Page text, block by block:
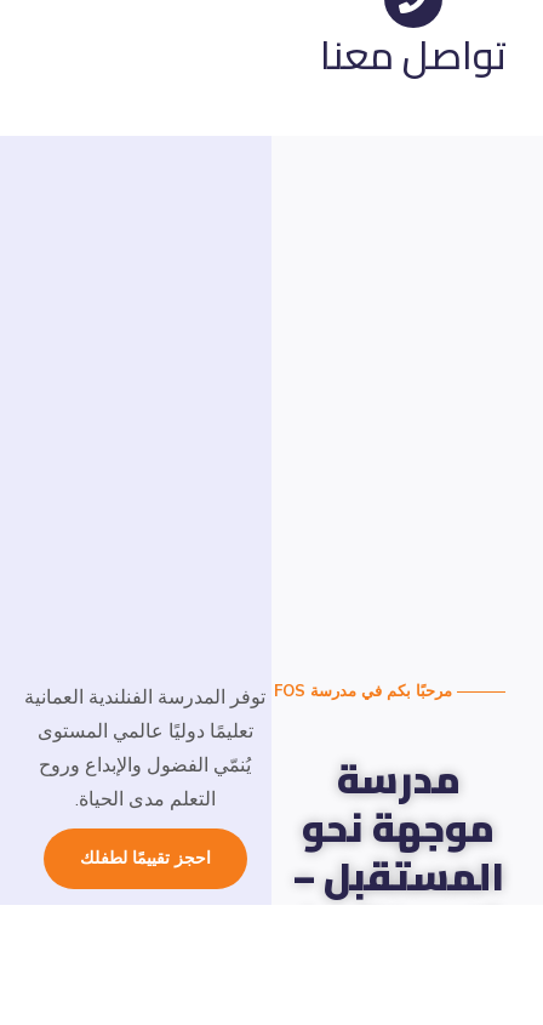
معنا
مرحبًا بكم في مدرسة FOS
مدرسة
نحو
–
التميز
توفر المدرسة الفنلندية العمانية
تعليمًا دوليًا عالمي المستوى
يُنمّي الفضول والإبداع وروح
التعلم مدى الحياة.
احجز تقييمًا لطفلك